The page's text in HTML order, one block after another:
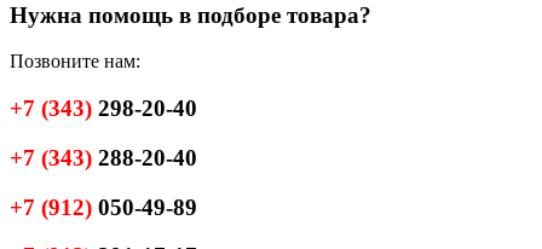
Нужна помощь в подборе товара?
Позвоните нам:
+7 (343) 298-20-40
+7 (343) 288-20-40
+7 (912) 050-49-89